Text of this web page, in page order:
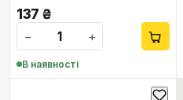
137 ₴
−
+
В наявності